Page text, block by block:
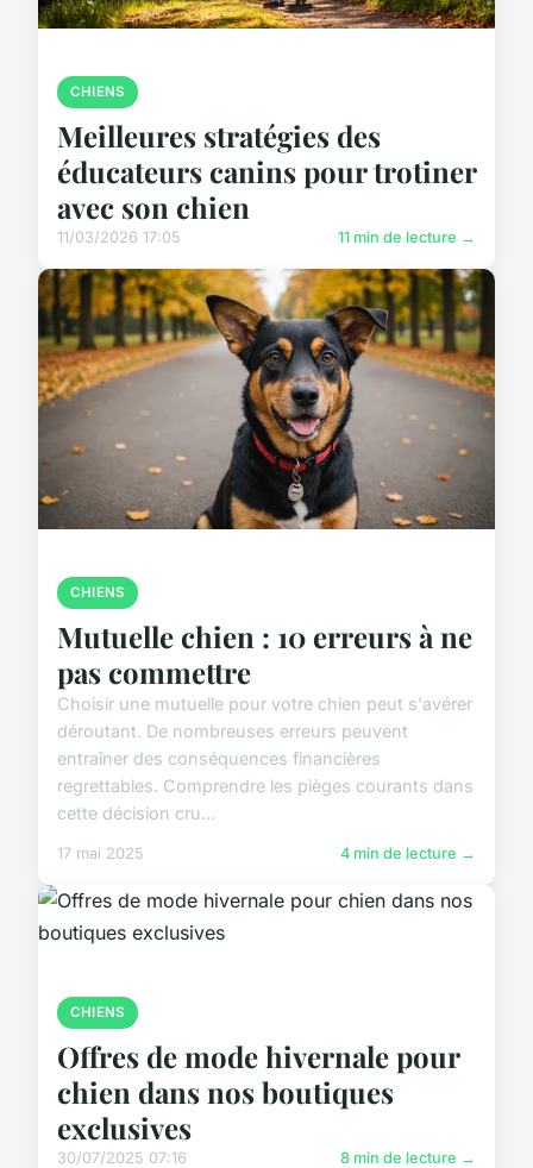
CHIENS
Meilleures stratégies des
éducateurs canins pour trotiner
avec son chien
11/03/2026 17:05 11 min de lecture →
CHIENS
Mutuelle chien : 10 erreurs à ne
pas commettre
Choisir une mutuelle pour votre chien peut s'avérer
déroutant. De nombreuses erreurs peuvent
entraîner des conséquences financières
regrettables. Comprendre les pièges courants dans
cette décision cru...
17 mai 2025 4 min de lecture →
CHIENS
Offres de mode hivernale pour
chien dans nos boutiques
exclusives
30/07/2025 07:16 8 min de lecture →